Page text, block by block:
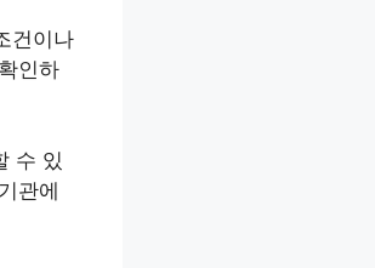
건이나
인하
수 있
관에